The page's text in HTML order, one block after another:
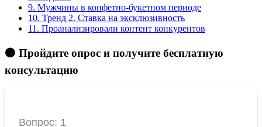
9. Мужчины в конфетно-букетном периоде
10. Тренд 2. Ставка на эксклюзивность
11. Проанализировали контент конкурентов
🟠 Пройдите опрос и получите бесплатную
консультацию